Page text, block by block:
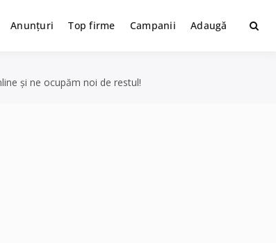
Anunțuri Top firme Campanii Adaugă
și ne ocupăm noi de restul!